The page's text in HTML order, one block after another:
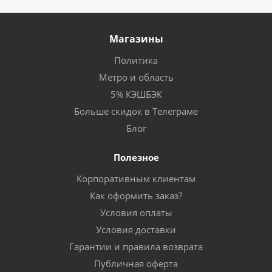
Магазины
Политика
Метро и область
5% КЭШБЭК
Больше скидок в Телеграме
Блог
Полезное
Корпоративным клиентам
Как оформить заказ?
Условия оплаты
Условия доставки
Гарантии и правила возврата
Публичная оферта